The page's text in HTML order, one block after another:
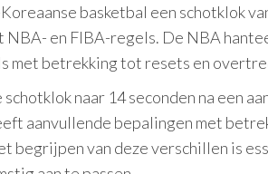
basketbal een schotklok
en FIBA-regels. De NBA
met betrekking tot resets en
schotklok naar 14 seconden na een
aanvullende bepalingen met
begrijpen van deze verschillen is